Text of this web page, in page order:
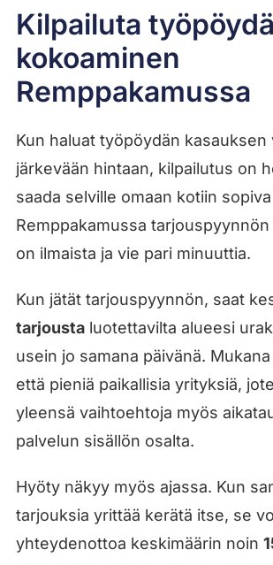
Kilpailuta
kokoaminen
Remppakamussa
Kun haluat työpöydän kasauksen
järkevään hintaan, kilpailutus on
saada selville omaan kotiin
Remppakamussa
on ilmaista ja vie pari minuuttia.
Kun jätät tarjouspyynnön, saat
tarjoustaluotettavilta alueesi
usein jo samana päivänä.
että pieniä paikallisia yrityksiä,
yleensä vaihtoehtoja myös
palvelun sisällön osalta.
Hyöty näkyy myös ajassa. Kun
tarjouksia yrittää kerätä itse, se
yhteydenottoa keskimäärin noin